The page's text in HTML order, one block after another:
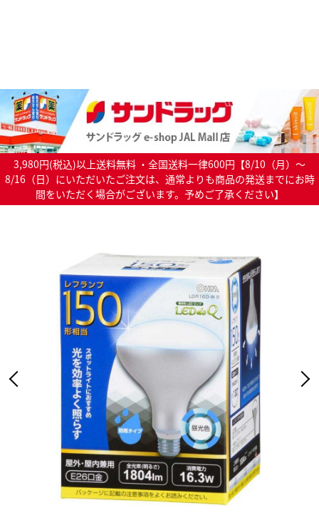
3,980円(税込)以上送料無料 ・全国送料一律600円【8/10（月）～
8/16（日）にいただいたご注文は、通常よりも商品の発送までにお時
間をいただく場合がございます。予めご了承ください】